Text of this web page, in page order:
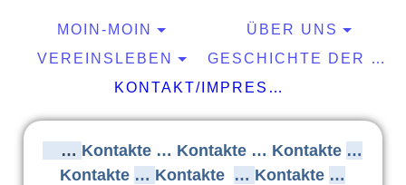
MOIN-MOIN
ÜBER UNS
VEREINSLEBEN
GESCHICHTE DER BLT
KONTAKT/IMPRESSUM/GÄSTEBUCH
… Kontakte … Kontakte … Kontakte …
Kontakte … Kontakte … Kontakte …